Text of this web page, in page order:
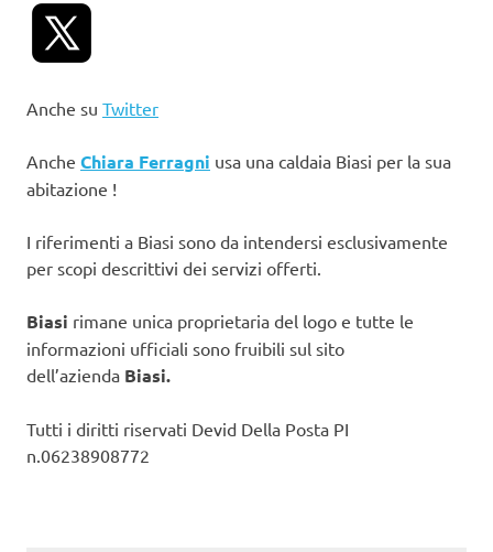
Anche su Twitter
Anche Chiara Ferragni usa una caldaia Biasi per la sua
abitazione !
I riferimenti a Biasi sono da intendersi esclusivamente
per scopi descrittivi dei servizi offerti.
Biasi rimane unica proprietaria del logo e tutte le
informazioni ufficiali sono fruibili sul sito
dell’azienda Biasi.
Tutti i diritti riservati Devid Della Posta PI
n.06238908772